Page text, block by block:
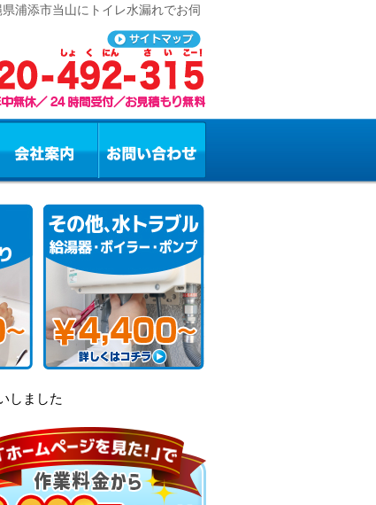
浦添市当山にトイレ水漏れでお伺
しました